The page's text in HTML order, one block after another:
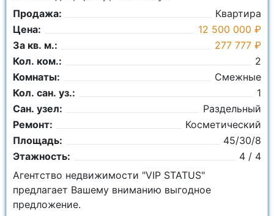
Продажа:
Квартира
Цена:
12 500 000 ₽
За кв. м.:
277 777 ₽
Кол. ком.:
2
Комнаты:
Смежные
Кол. сан. уз.:
1
Сан. узел:
Раздельный
Ремонт:
Косметический
Площадь:
45/30/8
Этажность:
4 / 4
Агентство недвижимости "VIP STATUS"
предлагает Вашему вниманию выгодное
предложение.